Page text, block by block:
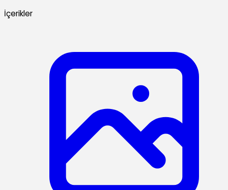
İçerikler